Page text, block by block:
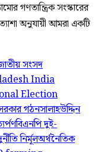
গণতান্ত্রিক সংস্কারের
অনুযায়ী আমরা একটি
সংসদ
India
Election
গঠনসালাহউদ্দিন
বিএনপি দুই-
নির্মূলঅর্থনৈতিক